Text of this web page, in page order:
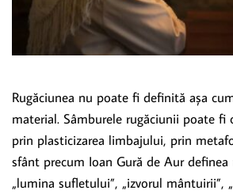
Rugăciunea nu poate fi definită așa
material. Sâmburele rugăciunii poate fi
prin plasticizarea limbajului, prin
sfânt precum Ioan Gură de Aur definea
„lumina sufletului”, „izvorul mântuirii”,